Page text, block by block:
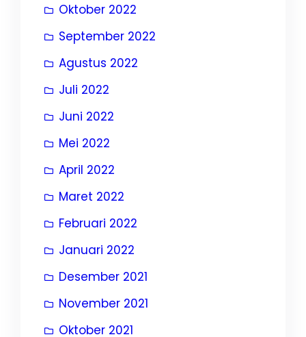
Oktober 2022
September 2022
Agustus 2022
Juli 2022
Juni 2022
Mei 2022
April 2022
Maret 2022
Februari 2022
Januari 2022
Desember 2021
November 2021
Oktober 2021